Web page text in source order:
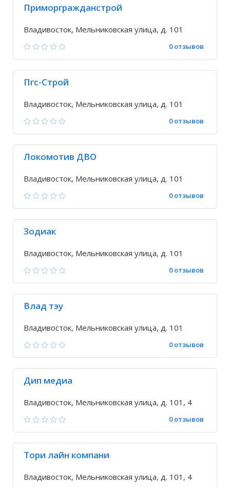
Приморгражданстрой
Владивосток, Мельниковская улица, д. 101
0 отзывов
Пгс-Строй
Владивосток, Мельниковская улица, д. 101
0 отзывов
Локомотив ДВО
Владивосток, Мельниковская улица, д. 101
0 отзывов
Зодиак
Владивосток, Мельниковская улица, д. 101
0 отзывов
Влад тэу
Владивосток, Мельниковская улица, д. 101
0 отзывов
Дип медиа
Владивосток, Мельниковская улица, д. 101, 4
0 отзывов
Тори лайн компани
Владивосток, Мельниковская улица, д. 101, 4